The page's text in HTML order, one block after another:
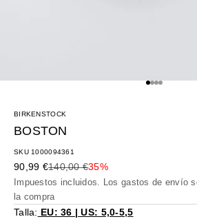
Ir al artículo
Ir al
Ir al
Ir al
BIRKENSTOCK
BOSTON
SKU 1000094361
Precio de oferta
90,99 €Precio normal
140,00 €35%
Impuestos incluidos. Los gastos de envío
la compra
Talla: EU: 36 | US: 5,0-5,5